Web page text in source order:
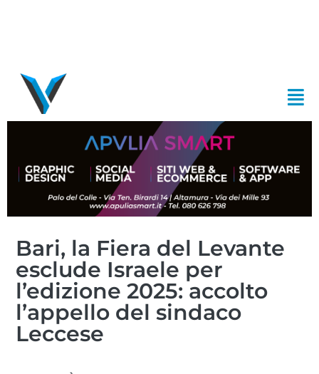
Bari, la Fiera del Levante
esclude Israele per
l’edizione 2025: accolto
l’appello del sindaco
Leccese